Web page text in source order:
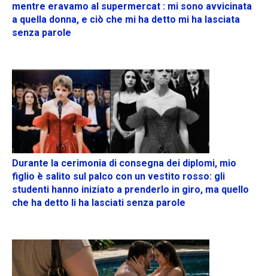
mentre eravamo al supermercat : mi sono avvicinata
a quella donna, e ciò che mi ha detto mi ha lasciata
senza parole
Durante la cerimonia di consegna dei diplomi, mio
figlio è salito sul palco con un vestito rosso: gli
studenti hanno iniziato a prenderlo in giro, ma quello
che ha detto li ha lasciati senza parole